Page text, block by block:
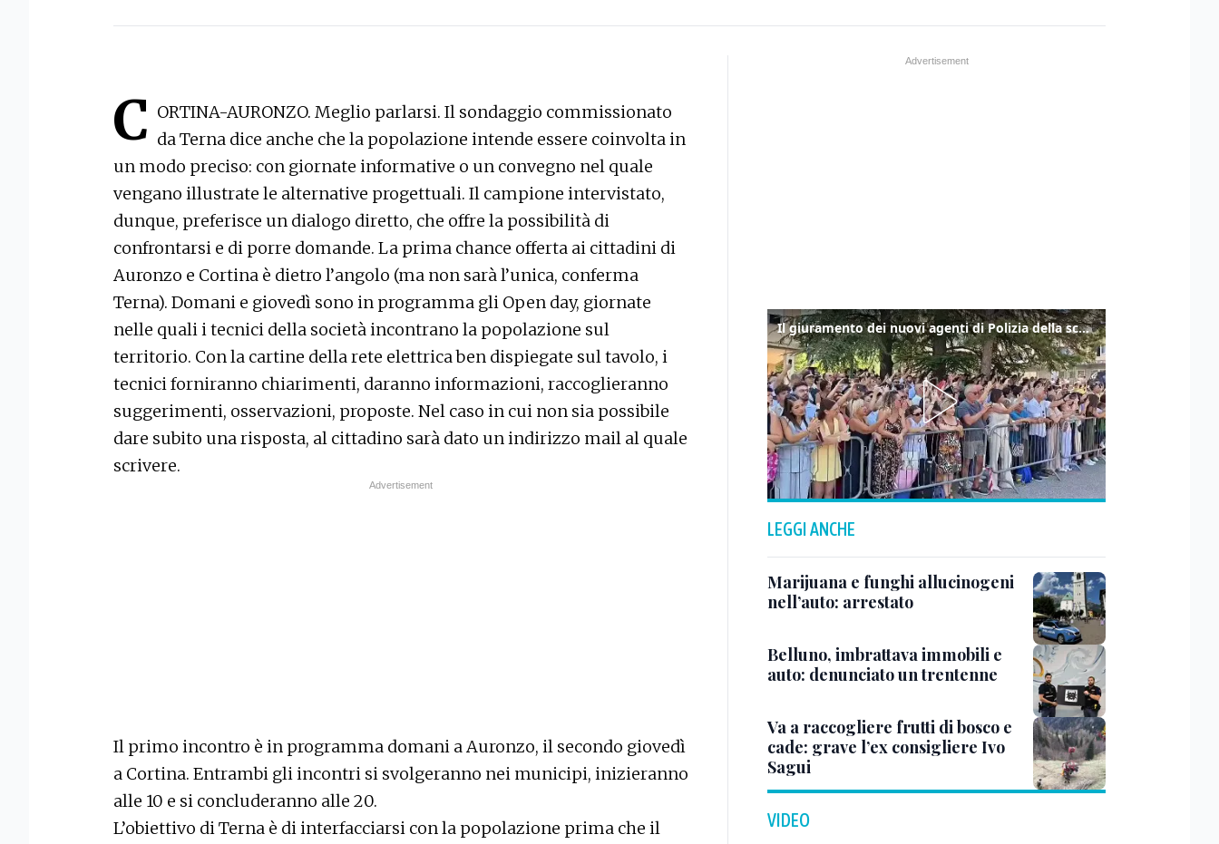
C ORTINA-AURONZO. Meglio parlarsi. Il sondaggio commissionato
da Terna dice anche che la popolazione intende essere coinvolta in
un modo preciso: con giornate informative o un convegno nel quale
vengano illustrate le alternative progettuali. Il campione intervistato,
dunque, preferisce un dialogo diretto, che offre la possibilità di
confrontarsi e di porre domande. La prima chance offerta ai cittadini di
Auronzo e Cortina è dietro l’angolo (ma non sarà l’unica, conferma
Terna). Domani e giovedì sono in programma gli Open day, giornate
nelle quali i tecnici della società incontrano la popolazione sul
territorio. Con la cartine della rete elettrica ben dispiegate sul tavolo, i
tecnici forniranno chiarimenti, daranno informazioni, raccoglieranno
suggerimenti, osservazioni, proposte. Nel caso in cui non sia possibile
dare subito una risposta, al cittadino sarà dato un indirizzo mail al quale
scrivere.
Il primo incontro è in programma domani a Auronzo, il secondo giovedì
a Cortina. Entrambi gli incontri si svolgeranno nei municipi, inizieranno
alle 10 e si concluderanno alle 20.
L’obiettivo di Terna è di interfacciarsi con la popolazione prima che il
Il giuramento dei nuovi agenti di Polizia della scuola "Vincenzo Raiola" di Trieste
LEGGI ANCHE
Marijuana e funghi allucinogeni
nell’auto: arrestato
Belluno, imbrattava immobili e
auto: denunciato un trentenne
Va a raccogliere frutti di bosco e
cade: grave l’ex consigliere Ivo
Sagui
VIDEO